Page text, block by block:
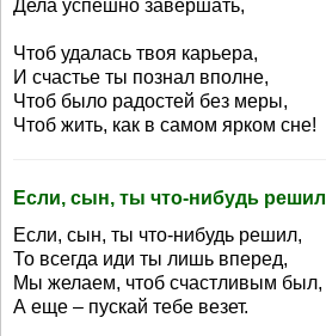
Дела успешно завершать,
Чтоб удалась твоя карьера,
И счастье ты познал вполне,
Чтоб было радостей без меры,
Чтоб жить, как в самом ярком сне!
Если, сын, ты что-нибудь решил
Если, сын, ты что-нибудь решил,
То всегда иди ты лишь вперед,
Мы желаем, чтоб счастливым был,
А еще – пускай тебе везет.